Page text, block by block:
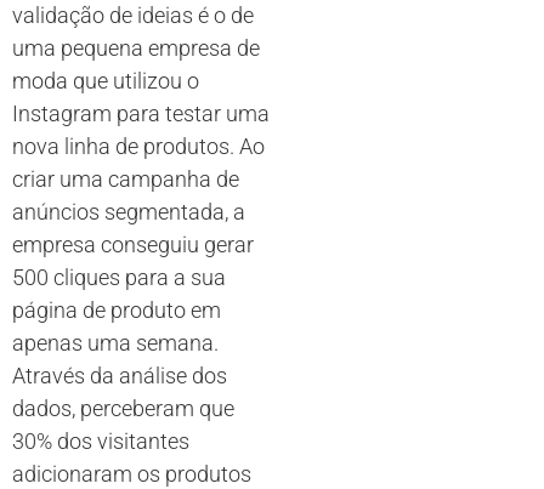
validação de ideias é o de
uma pequena empresa de
moda que utilizou o
Instagram para testar uma
nova linha de produtos. Ao
criar uma campanha de
anúncios segmentada, a
empresa conseguiu gerar
500 cliques para a sua
página de produto em
apenas uma semana.
Através da análise dos
dados, perceberam que
30% dos visitantes
adicionaram os produtos